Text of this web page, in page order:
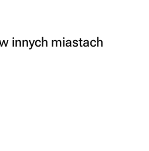
innych miastach